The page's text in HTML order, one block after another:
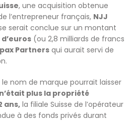
, une acquisition obtenue
l’entrepreneur français, NJJ
serait conclue sur un montant
(ou 2,8 milliards de francs
Partners qui aurait servi de
nom de marque pourrait laisser
plus la propriété
ans, la filiale Suisse de l’opérateur
à des fonds privés durant